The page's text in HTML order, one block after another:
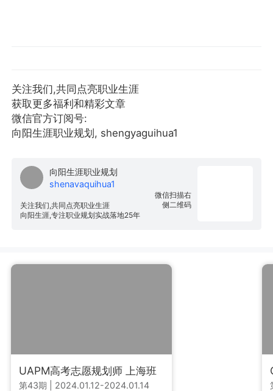
关注我们,共同点亮职业生涯
获取更多福利和精彩文章
微信官方订阅号:
向阳生涯职业规划, shengyaguihua1
微信扫描右
侧二维码
向阳生涯职业规划
shenavaquihua1
关注我们,共同点亮职业生涯
向阳生涯,专注职业规划实战落地25年
UAPM高考志愿规划师 上海班
第43期 2024.01.12-2024.01.14
CCP生涯规划师